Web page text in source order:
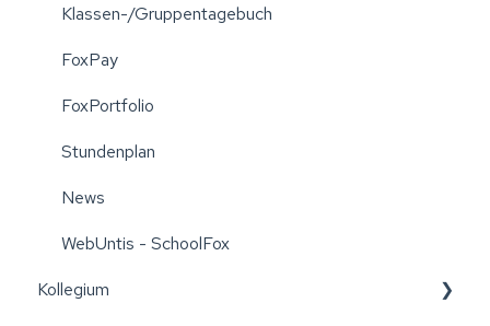
Klassen-/Gruppentagebuch
FoxPay
FoxPortfolio
Stundenplan
News
WebUntis - SchoolFox
Kollegium